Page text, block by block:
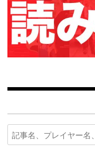
Search
for: